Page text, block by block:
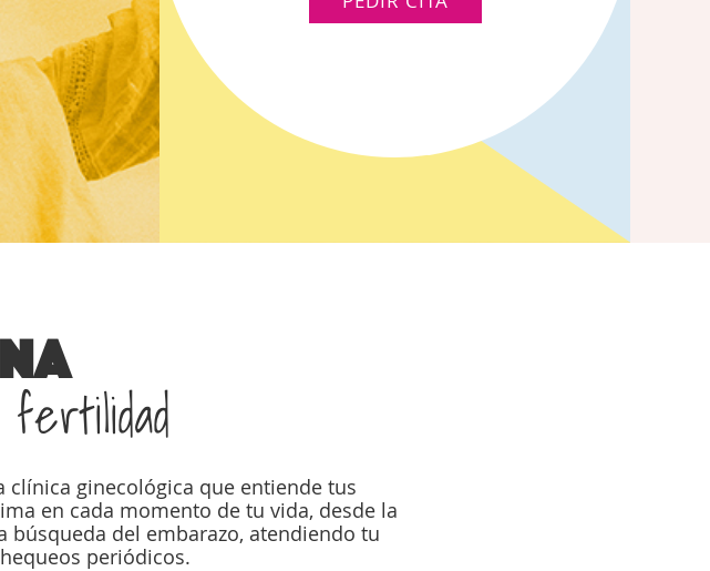
clínica ginecológica que entiende tus
en cada momento de tu vida, desde la
búsqueda del embarazo, atendiendo tu
periódicos.